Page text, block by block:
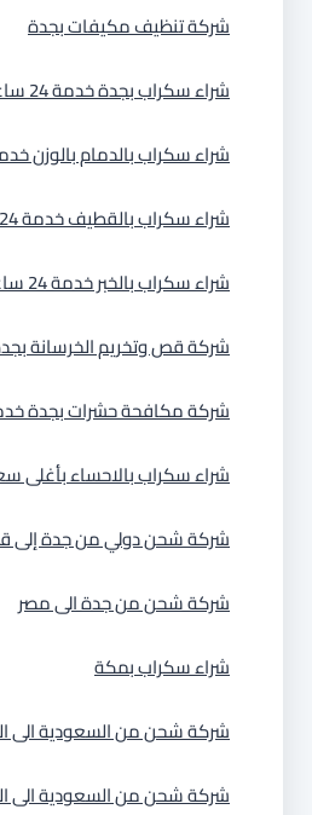
شركة تنظيف مكيفات بجدة
شراء سكراب بجدة خدمة 24 ساعة
شراء سكراب بالدمام بالوزن خدمة 24
شراء سكراب بالقطيف خدمة 24 ساعة
شراء سكراب بالخبر خدمة 24 ساعة بالوزن
شركة قص وتخريم الخرسانة
شركة مكافحة حشرات بجدة خدمة 24
شراء سكراب بالاحساء بأغلى سعر
شركة شحن دولي من جدة إلى
شركة شحن من جدة الى مصر
شراء سكراب بمكة
شركة شحن من السعودية الى
شركة شحن من السعودية الى